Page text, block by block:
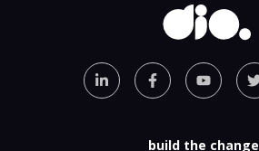
build the change